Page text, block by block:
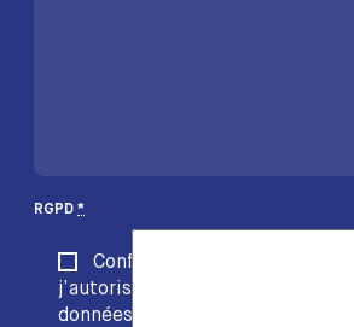
RGPD *
Conformément à l’article
j’autorise la société EDACS à
données collectées via ce